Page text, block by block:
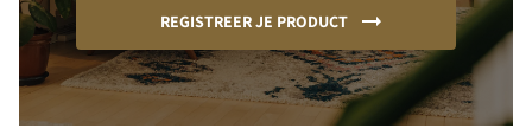
REGISTREER JE PRODUCT